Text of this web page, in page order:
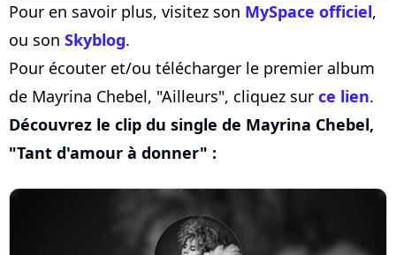
Pour en savoir plus, visitez son MySpace officiel,
ou son Skyblog.
Pour écouter et/ou télécharger le premier album
de Mayrina Chebel, "Ailleurs", cliquez sur ce lien.
Découvrez le clip du single de Mayrina Chebel,
"Tant d'amour à donner" :